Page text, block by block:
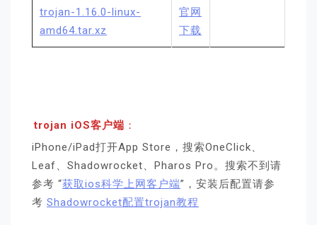
trojan-1.16.0-linux-
amd64.tar.xz
官网
下载
trojan iOS客户端 ：
iPhone/iPad打开App Store，搜索OneClick、
Leaf、Shadowrocket、Pharos Pro。搜索不到请
参考 “获取ios科学上网客户端”，安装后配置请参
考 Shadowrocket配置trojan教程